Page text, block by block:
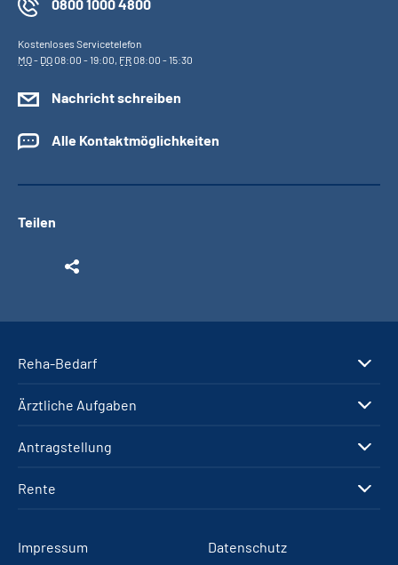
0800 1000 4800
Kostenloses Servicetelefon
MO- DO08:00 - 19:00, FR08:00 - 15:30
Nachricht schreiben
Alle Kontaktmöglichkeiten
Teilen
Reha-Bedarf
Ärztliche Aufgaben
Antragstellung
Rente
Impressum Datenschutz